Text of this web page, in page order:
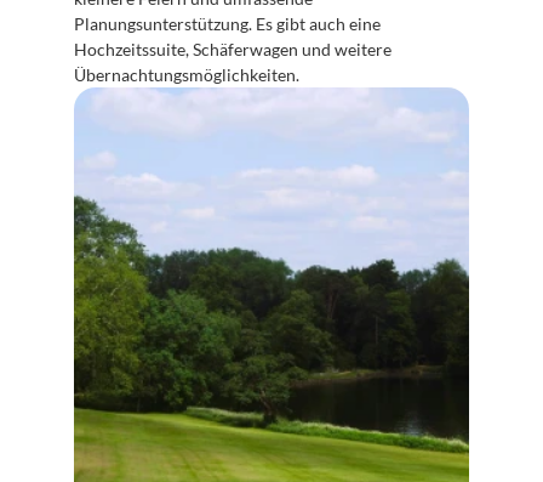
Planungsunterstützung. Es gibt auch eine
Hochzeitssuite, Schäferwagen und weitere
Übernachtungsmöglichkeiten.